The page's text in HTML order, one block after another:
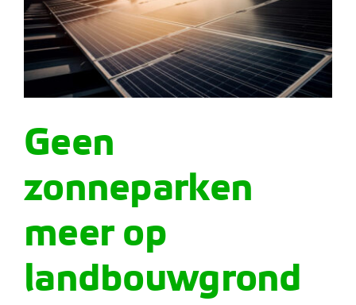
Geen
zonneparken
meer op
landbouwgrond